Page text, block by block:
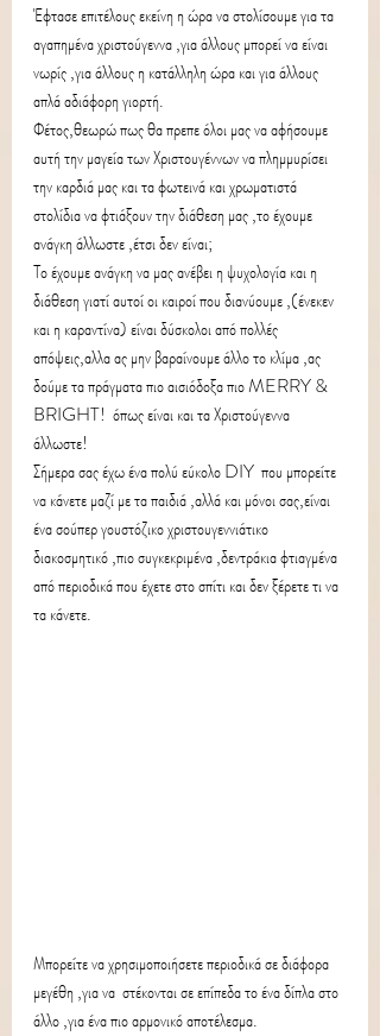
Έφτασε επιτέλους εκείνη η ώρα να στολίσουμε για τα
αγαπημένα χριστούγεννα ,για άλλους μπορεί να είναι
νωρίς ,για άλλους η κατάλληλη ώρα και για άλλους
απλά αδιάφορη γιορτή.
Φέτος,θεωρώ πως θα πρεπε όλοι μας να αφήσουμε
αυτή την μαγεία των Χριστουγέννων να πλημμυρίσει
την καρδιά μας και τα φωτεινά και χρωματιστά
στολίδια να φτιάξουν την διάθεση μας ,το έχουμε
ανάγκη άλλωστε ,έτσι δεν είναι;
Το έχουμε ανάγκη να μας ανέβει η ψυχολογία και η
διάθεση γιατί αυτοί οι καιροί που διανύουμε ,(ένεκεν
και η καραντίνα) είναι δύσκολοι από πολλές
απόψεις,αλλα ας μην βαραίνουμε άλλο το κλίμα ,ας
δούμε τα πράγματα πιο αισιόδοξα πιο MERRY &
BRIGHT!  όπως είναι και τα Χριστούγεννα
άλλωστε!
Σήμερα σας έχω ένα πολύ εύκολο DIY  που μπορείτε
να κάνετε μαζί με τα παιδιά ,αλλά και μόνοι σας,είναι
ένα σούπερ γουστόζικο χριστουγεννιάτικο
διακοσμητικό ,πιο συγκεκριμένα ,δεντράκια φτιαγμένα
από περιοδικά που έχετε στο σπίτι και δεν ξέρετε τι να
τα κάνετε.
Μπορείτε να χρησιμοποιήσετε περιοδικά σε διάφορα
μεγέθη ,για να  στέκονται σε επίπεδα το ένα δίπλα στο
άλλο ,για ένα πιο αρμονικό αποτέλεσμα.